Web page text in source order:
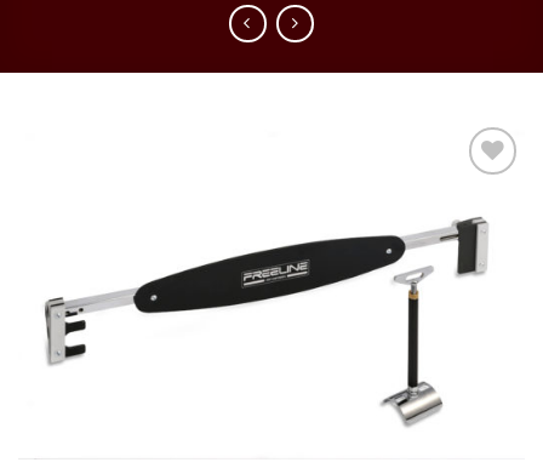
wishlist